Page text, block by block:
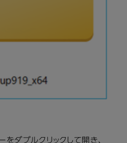
ダブルクリックして開き、